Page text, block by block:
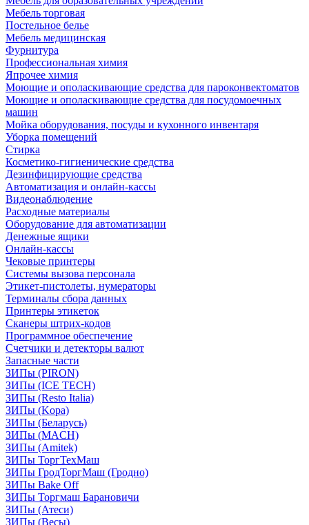
Мебель торговая
Постельное белье
Мебель медицинская
Фурнитура
Профессиональная химия
Япрочее химия
Моющие и ополаскивающие средства для пароконвектоматов
Моющие и ополаскивающие средства для посудомоечных
машин
Мойка оборудования, посуды и кухонного инвентаря
Уборка помещений
Стирка
Косметико-гигиенические средства
Дезинфицирующие средства
Автоматизация и онлайн-кассы
Видеонаблюдение
Расходные материалы
Оборудование для автоматизации
Денежные ящики
Онлайн-кассы
Чековые принтеры
Системы вызова персонала
Этикет-пистолеты, нумераторы
Терминалы сбора данных
Принтеры этикеток
Сканеры штрих-кодов
Программное обеспечение
Счетчики и детекторы валют
Запасные части
ЗИПы (PIRON)
ЗИПы (ICE TECH)
ЗИПы (Resto Italia)
ЗИПы (Kopa)
ЗИПы (Беларусь)
ЗИПы (MACH)
ЗИПы (Amitek)
ЗИПы ТоргТехМаш
ЗИПы ГродТоргМаш (Гродно)
ЗИПы Bake Off
ЗИПы Торгмаш Барановичи
ЗИПы (Атеси)
ЗИПы (Весы)